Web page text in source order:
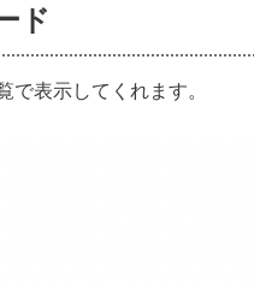
ド
で表示してくれます。